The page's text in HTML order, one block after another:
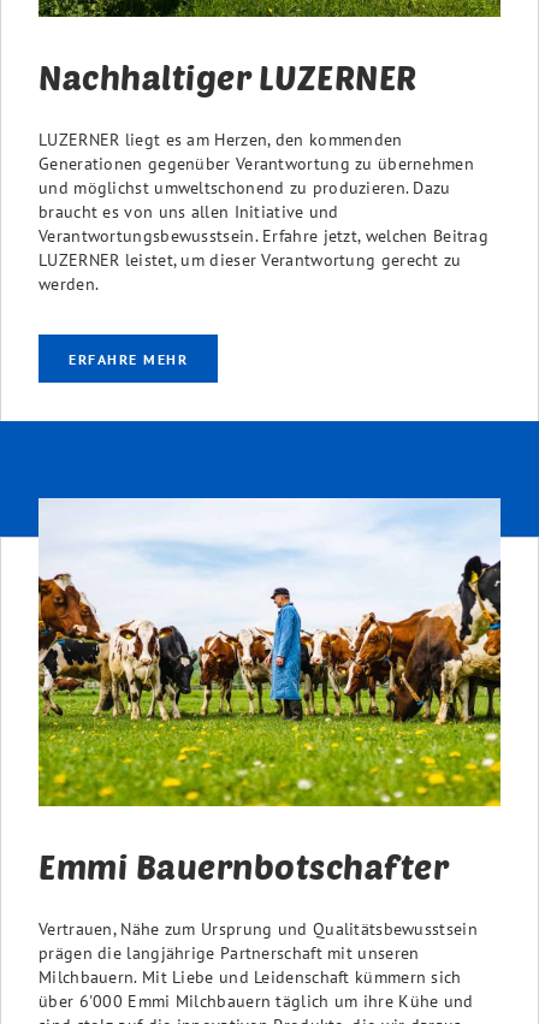
Nachhaltiger LUZERNER
LUZERNER liegt es am Herzen, den kommenden
Generationen gegenüber Verantwortung zu übernehmen
und möglichst umweltschonend zu produzieren. Dazu
braucht es von uns allen Initiative und
Verantwortungsbewusstsein. Erfahre jetzt, welchen Beitrag
LUZERNER leistet, um dieser Verantwortung gerecht zu
werden.
ERFAHRE MEHR
Emmi Bauernbotschafter
Vertrauen, Nähe zum Ursprung und Qualitätsbewusstsein
prägen die langjährige Partnerschaft mit unseren
Milchbauern. Mit Liebe und Leidenschaft kümmern sich
über 6'000 Emmi Milchbauern täglich um ihre Kühe und